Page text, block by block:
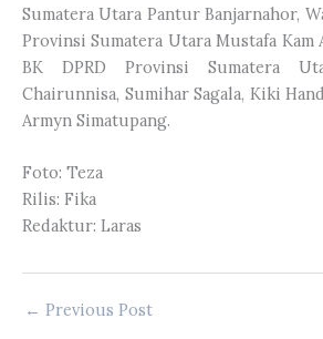
Sumatera Utara Pantur Banjarnahor,
Provinsi Sumatera Utara Mustafa Kam
BK DPRD Provinsi Sumatera
Chairunnisa, Sumihar Sagala, Kiki
Armyn Simatupang.
Foto: Teza
Rilis: Fika
Redaktur: Laras
← Previous Post